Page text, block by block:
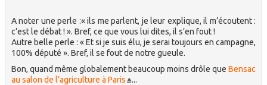
A noter une perle :« ils me parlent, je leur explique, il m’écoutent :
c’est le débat ! ». Bref, ce que vous lui dites, il s’en fout !
Autre belle perle : « Et si je suis élu, je serai toujours en campagne,
100% député ». Bref, il se fout de notre gueule.
Bon, quand même globalement beaucoup moins drôle que Bensac
au salon de l’agriculture à Paris
...